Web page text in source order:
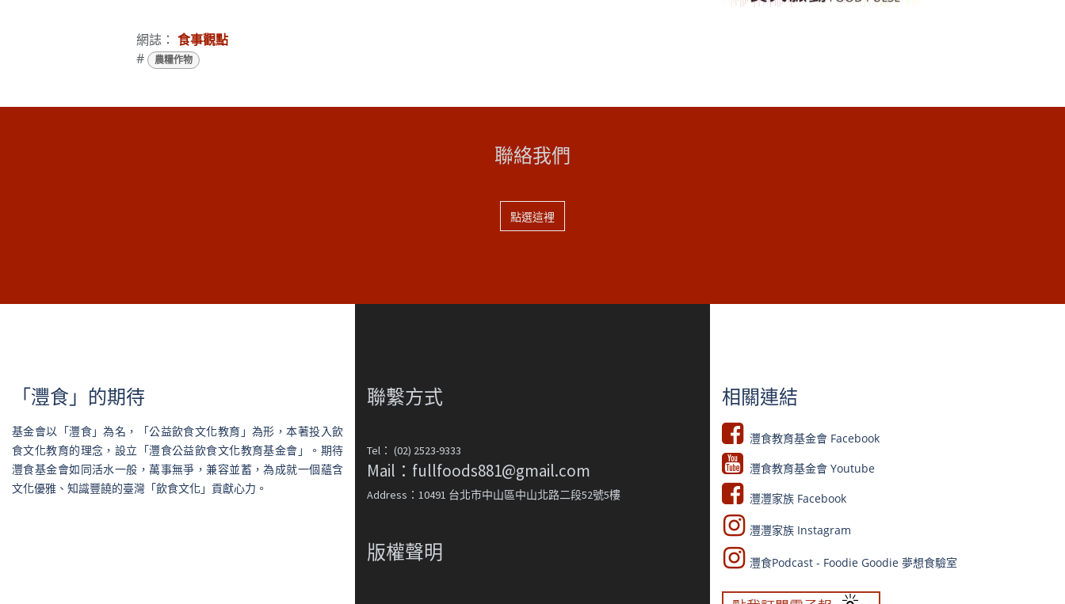
網誌： 食事觀點
#
農糧作物
聯絡我們
點選這裡
「灃食」的期待
基金會以「灃食」為名，「公益飲食文化教育」為形，本著投入飲
食文化教育的理念，設立「灃食公益飲食文化教育基金會」。期待
灃食基金會如同活水一般，萬事無爭，兼容並蓄，為成就一個蘊含
文化優雅、知識豐饒的臺灣「飲食文化」貢獻心力。
聯繫方式
Tel： (02) 2523-9333
Mail：fullfoods881@gmail.com
Address：10491 台北市中山區中山北路二段52號5樓
版權聲明
相關連結
灃食教育基金會 Facebook​
灃食教育基金會 Youtube​​
灃灃家族 Facebook
灃灃家族 Instagram
灃食Podcast - Foodie Goodie 夢想食驗室​